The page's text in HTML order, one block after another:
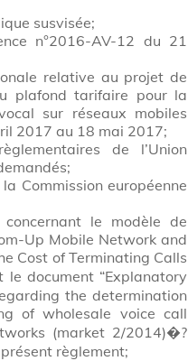
susvisée;
n°2016-AV-12 du 21
relative au projet de
plafond tarifaire pour la
sur réseaux mobiles
2017 au 18 mai 2017;
de l’Union
Commission européenne
le modèle de
Up Mobile Network and
Cost of Terminating Calls
document “Explanatory
the determination
of wholesale voice call
(market 2/2014)�?
règlement;